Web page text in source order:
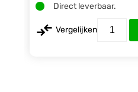
Direct leverbaar.
Vergelijken